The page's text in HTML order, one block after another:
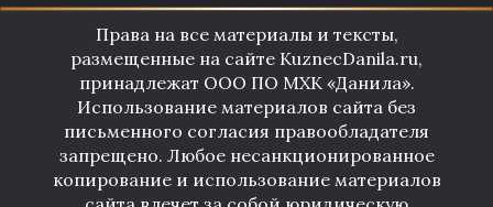
Права на все материалы и тексты,
размещенные на сайте KuznecDanila.ru,
принадлежат ООО ПО МХК «Данила».
Использование материалов сайта без
письменного согласия правообладателя
запрещено. Любое несанкционированное
копирование и использование материалов